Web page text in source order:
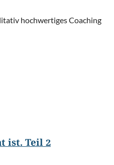
hochwertiges Coaching
ist. Teil 2